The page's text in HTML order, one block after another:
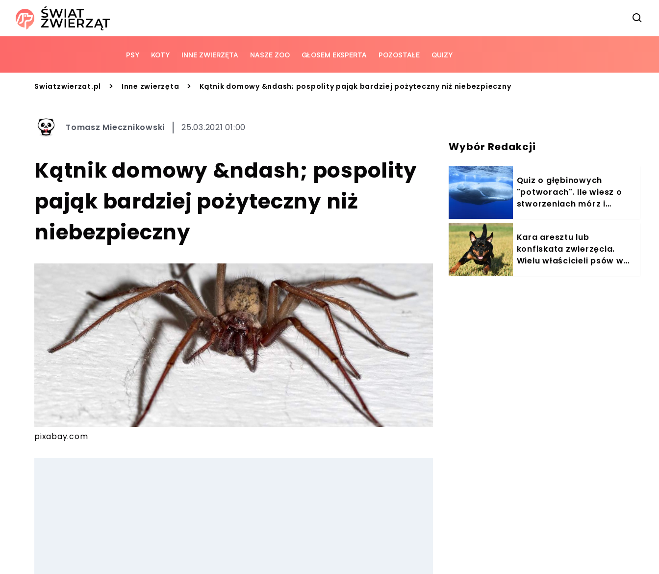
PSY KOTY INNE ZWIERZĘTA NASZE ZOO GŁOSEM EKSPERTA POZOSTAŁE QUIZY
Swiatzwierzat.pl > Inne zwierzęta > Kątnik domowy &ndash; pospolity pająk bardziej pożyteczny niż niebezpieczny
Tomasz Miecznikowski 25.03.2021 01:00
Kątnik domowy &ndash; pospolity
pająk bardziej pożyteczny niż
niebezpieczny
pixabay.com
Wybór Redakcji
Quiz o głębinowych
"potworach". Ile wiesz o
stworzeniach mórz i
Kara aresztu lub
konfiskata zwierzęcia.
Wielu właścicieli psów w